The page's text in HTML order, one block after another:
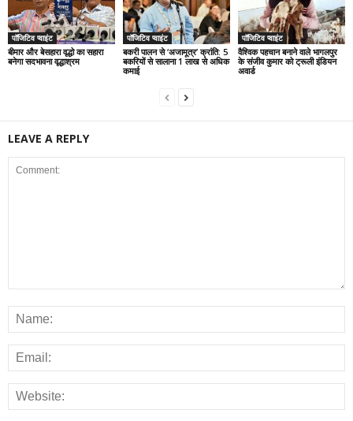
पॉजिटिव प्वाइंट
बीमार और बेसहारा वृद्धो का सहारा
बनेगा सदभावना वृद्धाश्रम
पॉजिटिव प्वाइंट
बकरी पालन से ‘अजामूत्र’ क्रांति: 5
बकरियों से सालाना 1 लाख से अधिक
कमाई
पॉजिटिव प्वाइंट
वैश्विक पहचान बनाने वाले भागलपुर
के संजीव कुमार को ट्रूली इंडियन
अवार्ड
LEAVE A REPLY